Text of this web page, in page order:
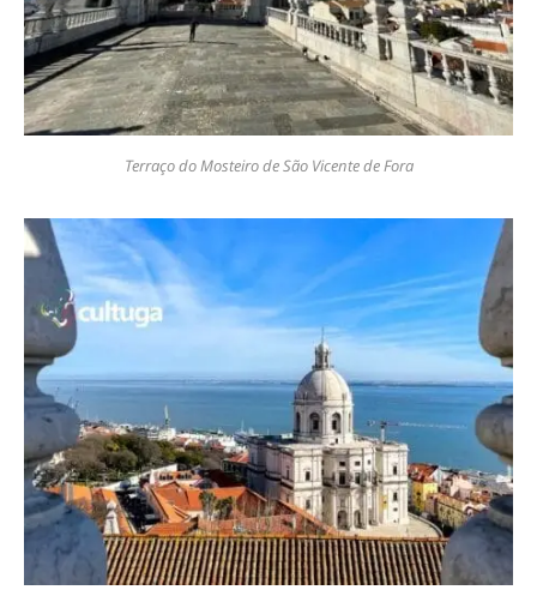
Terraço do Mosteiro de São Vicente de Fora